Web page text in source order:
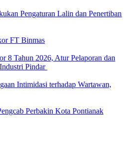
Pengaturan Lalin dan Penertiban
FT Binmas
8 Tahun 2026, Atur Pelaporan dan
Pindar
Intimidasi terhadap Wartawan,
Perbakin Kota Pontianak